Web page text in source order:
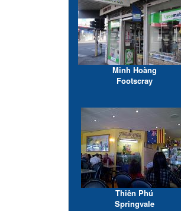
Minh Hoàng
Footscray
Thiên Phú
Springvale